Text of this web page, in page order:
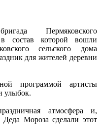
Пермяковского
в состав которой вошли
сельского дома
для жителей деревни
программой артисты
улыбок.
атмосфера и,
Мороза сделали этот